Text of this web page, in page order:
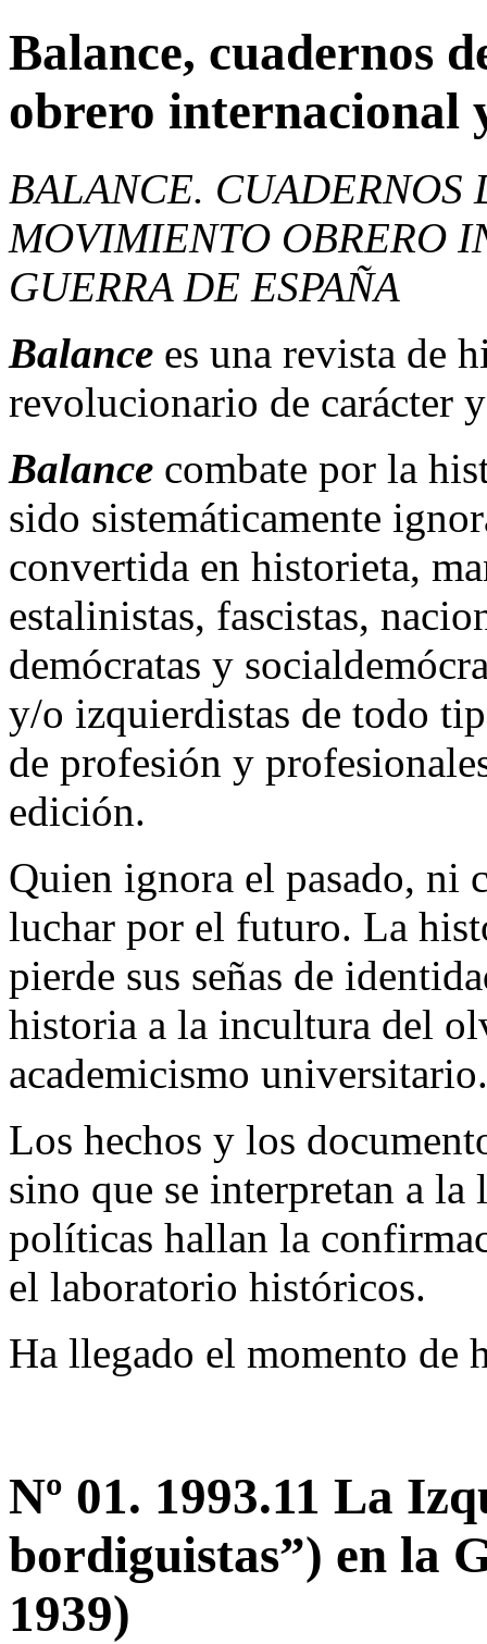
Balance, cuadernos
obrero internacional
BALANCE. CUADERNOS
MOVIMIENTO OBRERO
GUERRA DE ESPAÑA
Balance es una revista de
revolucionario de carácter
Balance combate por la
sido sistemáticamente
convertida en historieta,
estalinistas, fascistas,
demócratas y
y/o izquierdistas de todo
de profesión y
edición.
Quien ignora el pasado, ni
luchar por el futuro. La
pierde sus señas de
historia a la incultura del
academicismo universitario.
Los hechos y los
sino que se interpretan a
políticas hallan la
el laboratorio históricos.
Ha llegado el momento de
Nº 01. 1993.11 La
bordiguistas”) en la
1939)